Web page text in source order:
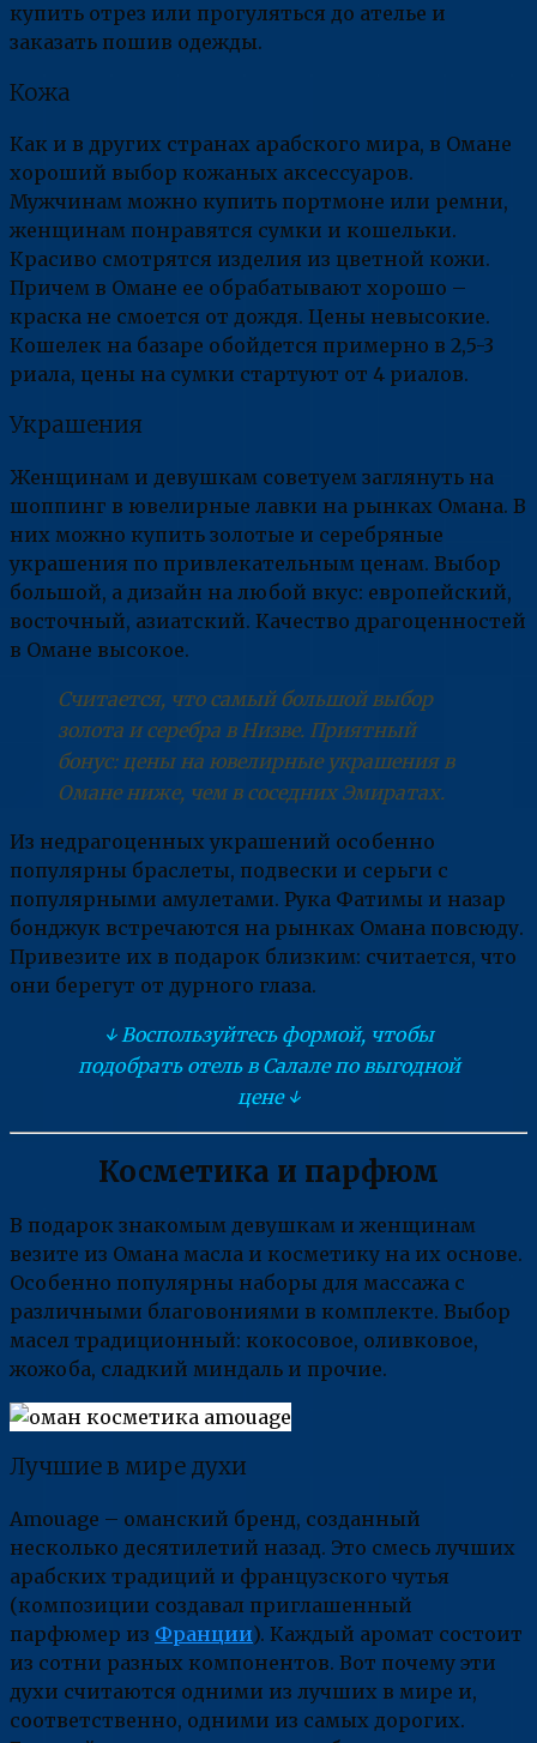
купить отрез или прогуляться до ателье и
заказать пошив одежды.
Кожа
Как и в других странах арабского мира, в Омане
хороший выбор кожаных аксессуаров.
Мужчинам можно купить портмоне или ремни,
женщинам понравятся сумки и кошельки.
Красиво смотрятся изделия из цветной кожи.
Причем в Омане ее обрабатывают хорошо –
краска не смоется от дождя. Цены невысокие.
Кошелек на базаре обойдется примерно в 2,5-3
риала, цены на сумки стартуют от 4 риалов.
Украшения
Женщинам и девушкам советуем заглянуть на
шоппинг в ювелирные лавки на рынках Омана. В
них можно купить золотые и серебряные
украшения по привлекательным ценам. Выбор
большой, а дизайн на любой вкус: европейский,
восточный, азиатский. Качество драгоценностей
в Омане высокое.
Считается, что самый большой выбор
золота и серебра в Низве. Приятный
бонус: цены на ювелирные украшения в
Омане ниже, чем в соседних Эмиратах.
Из недрагоценных украшений особенно
популярны браслеты, подвески и серьги с
популярными амулетами. Рука Фатимы и назар
бонджук встречаются на рынках Омана повсюду.
Привезите их в подарок близким: считается, что
они берегут от дурного глаза.
↓ Воспользуйтесь формой, чтобы
подобрать отель в Салале по выгодной
цене ↓
Косметика и парфюм
В подарок знакомым девушкам и женщинам
везите из Омана масла и косметику на их основе.
Особенно популярны наборы для массажа с
различными благовониями в комплекте. Выбор
масел традиционный: кокосовое, оливковое,
жожоба, сладкий миндаль и прочие.
Лучшие в мире духи
Amouage – оманский бренд, созданный
несколько десятилетий назад. Это смесь лучших
арабских традиций и французского чутья
(композиции создавал приглашенный
парфюмер из Франции). Каждый аромат состоит
из сотни разных компонентов. Вот почему эти
духи считаются одними из лучших в мире и,
соответственно, одними из самых дорогих.